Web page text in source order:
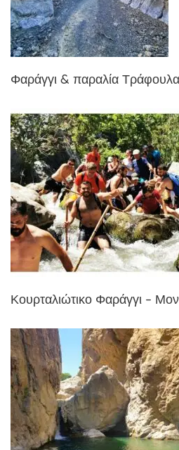
Φαράγγι & παραλία
Κουρταλιώτικο Φαράγγι –